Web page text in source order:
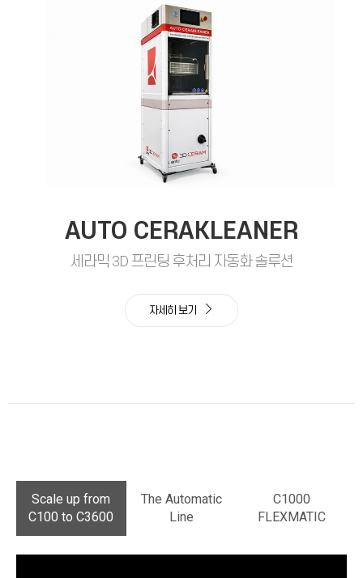
AUTO CERAKLEANER
세라믹 3D 프린팅 후처리 자동화 솔루션
자세히 보기
Scale up from
C100 to C3600
The Automatic
Line
C1000
FLEXMATIC